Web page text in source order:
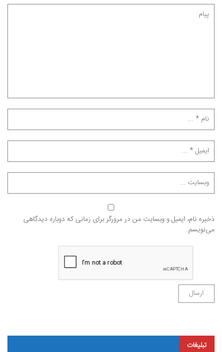
ذخیره نام، ایمیل و وبسایت من در مرورگر برای زمانی که دوباره دیدگاهی
می‌نویسم.
تبلیغات